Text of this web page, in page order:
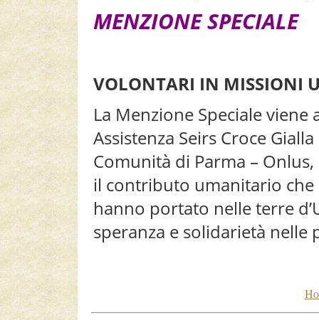
MENZIONE SPECIALE
VOLONTARI IN MISSIONI
La Menzione Speciale
Assistenza Seirs Croce
Comunità di Parma –
il contributo umanitario che
hanno portato nelle terre
speranza e solidarietà